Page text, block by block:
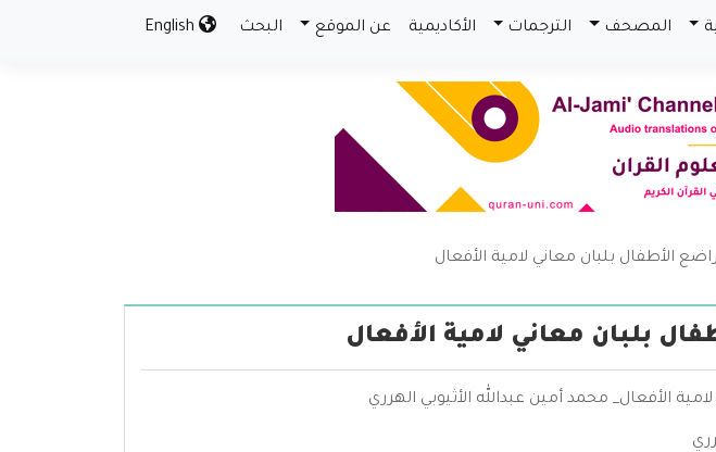
المصحف الترجمات الأكاديمية عن الموقع البحث
الأطفال بلبان معاني لامية الأفعال
بلبان معاني لامية الأفعال
الأفعال_ محمد أمين عبدالله الأثيوبي الهرري